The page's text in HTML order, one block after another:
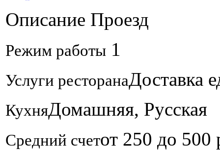
Описание Проезд
Режим работы 1
Услуги ресторанаДоставка
КухняДомашняя, Русская
Средний счетот 250 до 500